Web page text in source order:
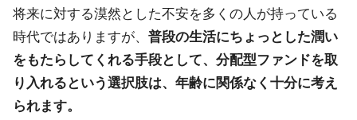
将来に対する漠然とした不安を多くの人が持っている
時代ではありますが、 普段の生活にちょっとした潤い
をもたらしてくれる手段として、分配型ファンドを取
り入れるという選択肢は、年齢に関係なく十分に考え
られます。